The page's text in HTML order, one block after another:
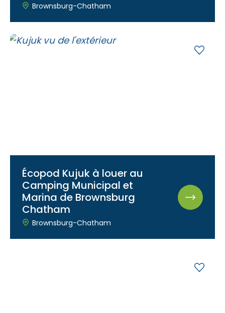
Brownsburg-Chatham
Écopod Kujuk à louer au
Camping Municipal et
Marina de Brownsburg
Chatham
Brownsburg-Chatham